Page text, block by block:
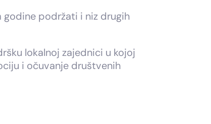
podržati i niz drugih
lokalnoj zajednici u kojoj
i očuvanje društvenih